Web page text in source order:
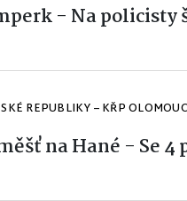
- Na policisty
REPUBLIKY – KŘP
na Hané - Se